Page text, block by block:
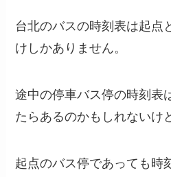
台北のバスの時刻表は起点
けしかありません。
途中の停車バス停の時刻表
たらあるのかもしれないけ
起点のバス停であっても時